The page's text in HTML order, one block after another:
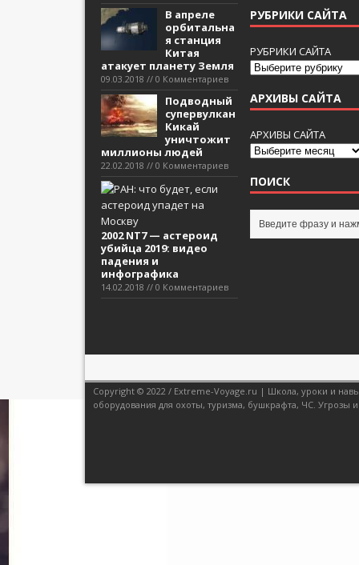
В апреле
орбитальна
я станция
Китая
атакует планету Земля
09.03.2018 // 0 Комментариев
Подводный
супервулкан
Кикай
уничтожит
миллионы людей
22.02.2018 // 0 Комментариев
2002 NT7 — астероид
убийца 2019: видео
падения и
инфографика
14.02.2018 // 0 Комментариев
РУБРИКИ САЙТА
РУБРИКИ САЙТА
АРХИВЫ САЙТА
АРХИВЫ САЙТА
ПОИСК
Copyright © 2022 / Extreme-Voyage.ru | Школа, уроки и
оборудования для охоты, туризма, бушкрафта, ЧС. Угрозы